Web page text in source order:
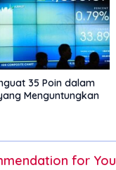
35 Poin dalam
Menguntungkan
for You